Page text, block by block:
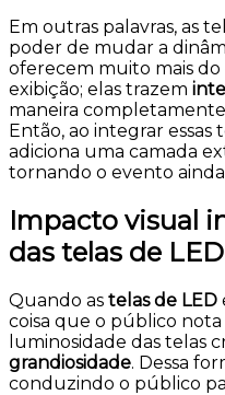
Em outras palavras, as
poder de mudar a
oferecem muito mais
exibição; elas trazem
maneira
Então, ao integrar essas
adiciona uma camada
tornando o evento ainda
Impacto visual
das telas de LED
Quando as telas de LED
coisa que o público
luminosidade das telas
grandiosidade. Dessa
conduzindo o público